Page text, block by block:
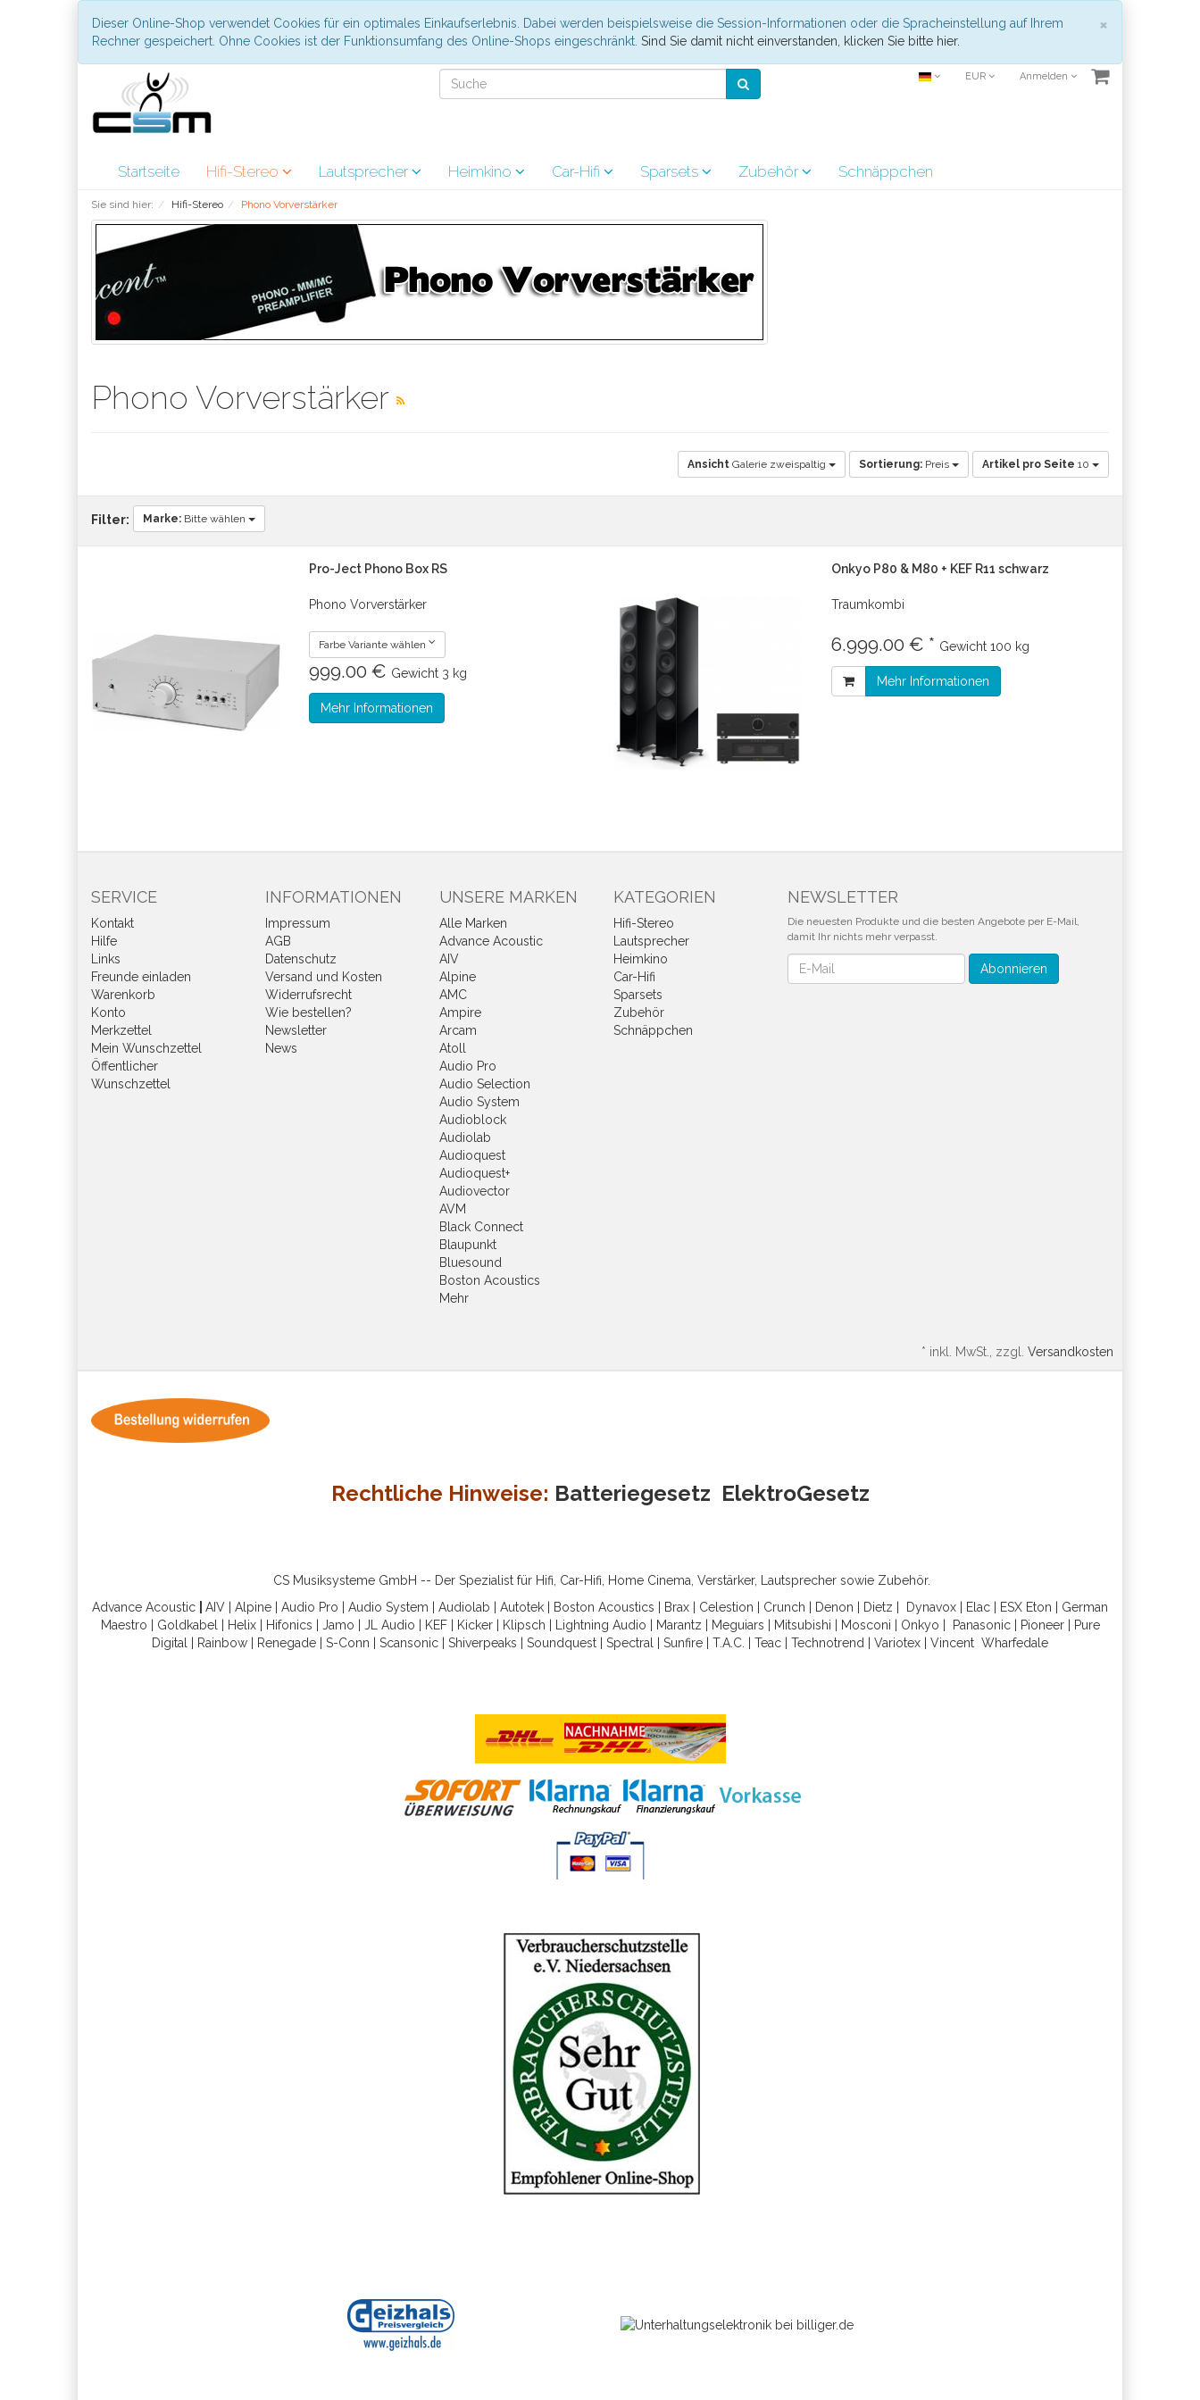
×
Dieser Online-Shop verwendet Cookies für ein optimales Einkaufserlebnis. Dabei werden beispielsweise die Session-Informationen oder die Spracheinstellung auf Ihrem
Rechner gespeichert. Ohne Cookies ist der Funktionsumfang des Online-Shops eingeschränkt. Sind Sie damit nicht einverstanden, klicken Sie bitte hier.
EUR Anmelden
Startseite Hifi-Stereo Lautsprecher Heimkino Car-Hifi Sparsets Zubehör Schnäppchen
Sie sind hier: Hifi-Stereo Phono Vorverstärker
Phono Vorverstärker
Ansicht Galerie zweispaltig Sortierung: Preis Artikel pro Seite 10
Filter: Marke: Bitte wählen
Pro-Ject Phono Box RS
Phono Vorverstärker
Farbe Variante wählen
999.00 € Gewicht 3 kg
Mehr Informationen
Onkyo P80 & M80 + KEF R11 schwarz
Traumkombi
6.999.00 € * Gewicht 100 kg
Mehr Informationen
SERVICE
Kontakt
Hilfe
Links
Freunde einladen
Warenkorb
Konto
Merkzettel
Mein Wunschzettel
Öffentlicher
Wunschzettel
INFORMATIONEN
Impressum
AGB
Datenschutz
Versand und Kosten
Widerrufsrecht
Wie bestellen?
Newsletter
News
UNSERE MARKEN
Alle Marken
Advance Acoustic
AIV
Alpine
AMC
Ampire
Arcam
Atoll
Audio Pro
Audio Selection
Audio System
Audioblock
Audiolab
Audioquest
Audioquest+
Audiovector
AVM
Black Connect
Blaupunkt
Bluesound
Boston Acoustics
Mehr
KATEGORIEN
Hifi-Stereo
Lautsprecher
Heimkino
Car-Hifi
Sparsets
Zubehör
Schnäppchen
NEWSLETTER
Die neuesten Produkte und die besten Angebote per E-Mail,
damit Ihr nichts mehr verpasst.
Newsletter Abonnieren
* inkl. MwSt., zzgl. Versandkosten
Rechtliche Hinweise: Batteriegesetz ElektroGesetz
CS Musiksysteme GmbH -- Der Spezialist für Hifi, Car-Hifi, Home Cinema, Verstärker, Lautsprecher sowie Zubehör.
Advance Acoustic
AIV Alpine Audio Pro Audio System Audiolab Autotek Boston Acoustics Brax Celestion Crunch Denon Dietz Dynavox Elac ESX Eton
German
Maestro
Goldkabel Helix| Hifonics Jamo JL Audio KEF| Kicker| Klipsch Lightning Audio Marantz Meguiars Mitsubishi Mosconi Onkyo Panasonic| Pioneer|
Pure
Digital
Rainbow Renegade S-Conn Scansonic Shiverpeaks Soundquest Spectral Sunfire T.A.C. Teac Technotrend Variotex Vincent Wharfedal e